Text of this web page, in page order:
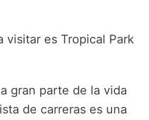
visitar es Tropical Park
gran parte de la vida
de carreras es una